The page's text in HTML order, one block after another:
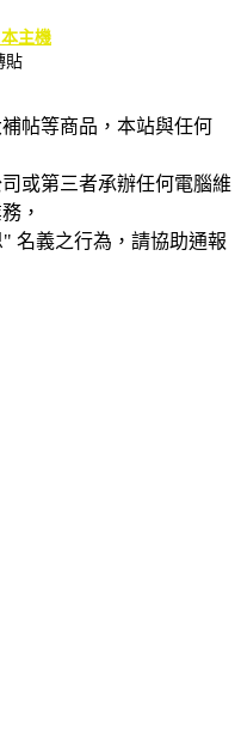
主機
貼
帖等商品，本站與任何
或第三者承辦任何電腦維
，
名義之行為，請協助通報